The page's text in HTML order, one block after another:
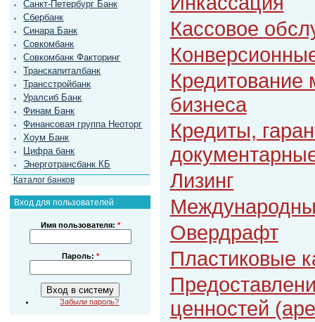
Санкт-Петербург Банк
Сбербанк
Синара Банк
Совкомбанк
Совкомбанк Факторинг
Транскапиталбанк
Трансстройбанк
Уралсиб Банк
Финам Банк
Финансовая группа Неоторг
Хоум Банк
Цифра банк
Энерготрансбанк КБ
Каталог банков
Вход для пользователей
Имя пользователя: *
Пароль: *
Забыли пароль?
Кассовое
Кредитование
бизнеса
Кредиты,
Лизинг
Овердрафт
Пластиковые
ценностей